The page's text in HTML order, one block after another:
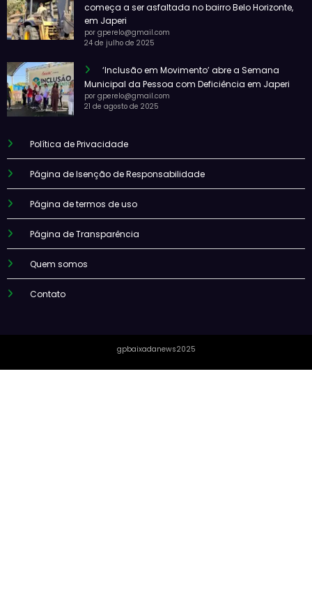
começa a ser asfaltada no bairro Belo Horizonte,
em Japeri
por gperelo@gmail.com
24 de julho de 2025
‘Inclusão em Movimento’ abre a Semana
Municipal da Pessoa com Deficiência em Japeri
por gperelo@gmail.com
21 de agosto de 2025
Política de Privacidade
Página de Isenção de Responsabilidade
Página de termos de uso
Página de Transparência
Quem somos
Contato
gpbaixadanews2025